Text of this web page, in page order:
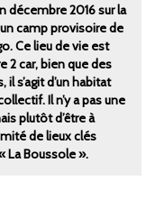
décembre 2016 sur la
camp provisoire de
Ce lieu de vie est
2 car, bien que des
s’agit d’un habitat
Il n’y a pas une
plutôt d’être à
de lieux clés
La Boussole ».